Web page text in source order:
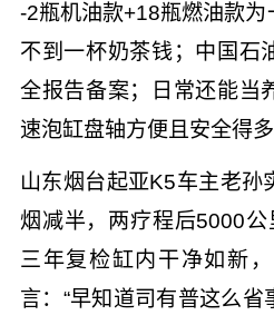
-2瓶机油款+18瓶燃油款
不到一杯奶茶钱；中国石
全报告备案；日常还能当
速泡缸盘轴方便且安全得多
山东烟台起亚K5车主老孙
烟减半，两疗程后5000
三年复检缸内干净如新
言：“早知道司有普这么